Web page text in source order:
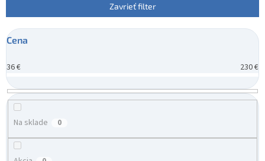
p
r
o
u
k
t
o
Zavrieť filter
Cena
36€ 230€
Na sklade 0